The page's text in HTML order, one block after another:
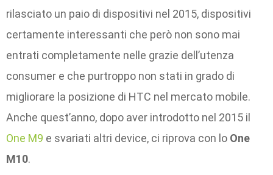
rilasciato un paio di dispositivi nel 2015, dispositivi
certamente interessanti che però non sono mai
entrati completamente nelle grazie dell’utenza
consumer e che purtroppo non stati in grado di
migliorare la posizione di HTC nel mercato mobile.
Anche quest’anno, dopo aver introdotto nel 2015 il
One M9 e svariati altri device, ci riprova con lo One
M10.